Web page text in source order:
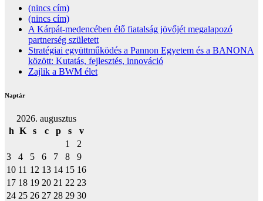
(nincs cím)
(nincs cím)
A Kárpát-medencében élő fiatalság jövőjét megalapozó
partnerség született
Stratégiai együttműködés a Pannon Egyetem és a BANONA
között: Kutatás, fejlesztés, innováció
Zajlik a BWM élet
Naptár
2026. augusztus
h K s c p s
v
1
2
3
4 5 6 7 8
9
10 11 12 13 14 15 16
17 18 19 20 21 22 23
24 25 26 27 28 29 30